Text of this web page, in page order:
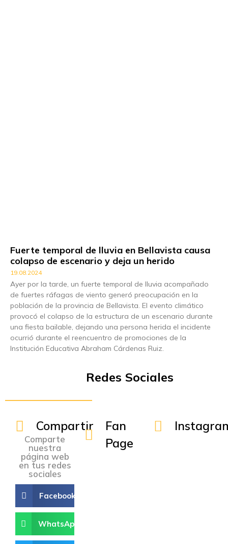
Fuerte temporal de lluvia en Bellavista causa
colapso de escenario y deja un herido
19.08.2024
Ayer por la tarde, un fuerte temporal de lluvia acompañado
de fuertes ráfagas de viento generó preocupación en la
población de la provincia de Bellavista. El evento climático
provocó el colapso de la estructura de un escenario durante
una fiesta bailable, dejando una persona herida el incidente
ocurrió durante el reencuentro de promociones de la
Institución Educativa Abraham Cárdenas Ruiz.
Redes Sociales
Compartir
Comparte
nuestra
página web
en tus redes
sociales
Facebook
WhatsApp
Fan
Page